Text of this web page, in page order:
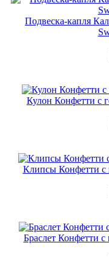
Подвеска-капля
Кулон Конфетти с
Клипсы Конфетти с
Браслет Конфетти